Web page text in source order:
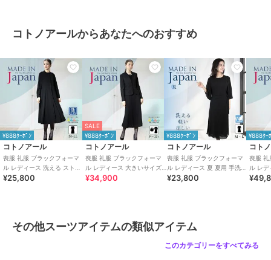
裏地：キュプラ100％ （ワンピ
ース袖裏なし）
商品のお取り扱い方法
お手入れ ドライクリーニング
特徴
スーツ・セットアップ
ポリエステル素材
号以上あり
ハーフ ひざ丈/
レモニー・入学式・卒業式/ブラ
ックフォーマル（礼装・喪服）
その他スーツアイテム
ポリエステル素材
無地/LL･13
原産国 日本製
コトノアールからあなたへのおすすめ
¥888ｸｰﾎﾟﾝ
コトノアール
喪服 礼服 ブラックフォーマ
ル レディース 洗える ストレ
ッチ 前あき ロング ゆったり
¥25,800
SALE
¥888ｸｰﾎﾟﾝ
コトノアール
喪服 礼服 ブラックフォーマ
ル レディース 大きいサイズ
ロング丈 夏 夏用 日本製
¥34,900
¥888ｸｰﾎﾟﾝ
コトノアール
喪服 礼服 ブラックフォーマ
ル レディース 夏 夏用 手洗い
涼しい ゆったり 日本製
¥23,800
¥888ｸｰ
コト
喪服 礼
ル レデ
夏物 夏
その他スーツアイテムの類似アイテム
このカテゴリーをすべてみる